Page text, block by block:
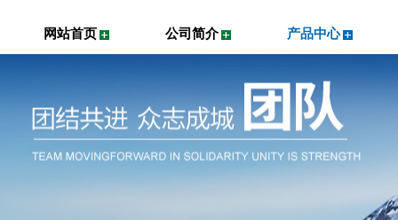
网站首页 公司简介 产品中心